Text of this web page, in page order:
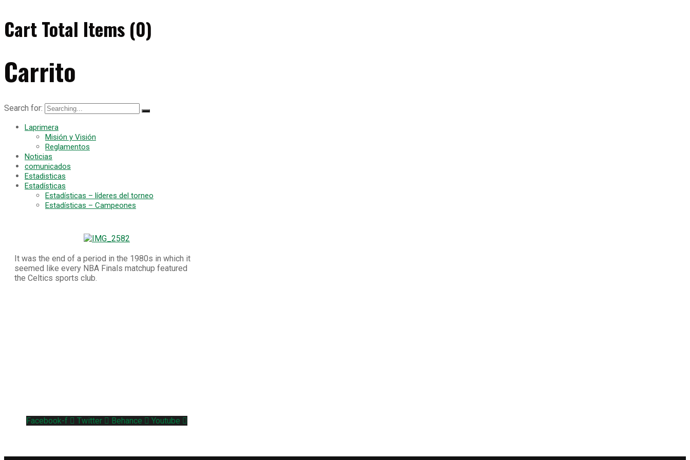
Cart Total Items (0)
Carrito
Search for:
Laprimera
Misión y Visión
Reglamentos
Noticias
comunicados
Estadisticas
Estadísticas
Estadísticas – líderes del torneo
Estadísticas – Campeones
It was the end of a period in the 1980s in which it
seemed like every NBA Finals matchup featured
the Celtics sports club.
Facebook-f Twitter Behance Youtube